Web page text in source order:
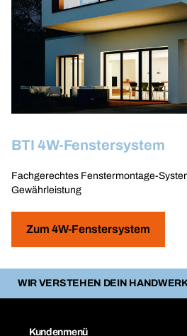
BTI 4W-Fenstersystem
Fachgerechtes Fenstermontage-
Gewährleistung
Zum 4W-Fenstersystem
WIR VERSTEHEN DEIN
Kundenmenü